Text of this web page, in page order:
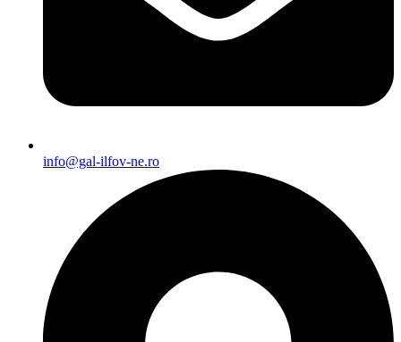
info@gal-ilfov-ne.ro